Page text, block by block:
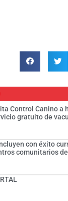
Control Canino a
gratuito de
con éxito
comunitarios